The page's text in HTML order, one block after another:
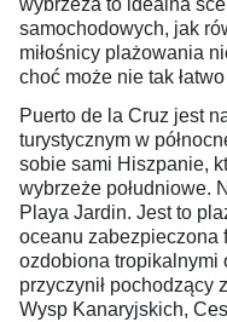
wybrzeża to idealna
samochodowych, jak
miłośnicy plażowania
choć może nie tak
Puerto de la Cruz jest
turystycznym w
sobie sami Hiszpanie,
wybrzeże południowe.
Playa Jardin. Jest to
oceanu zabezpieczona
ozdobiona tropikalnymi
przyczynił pochodzący
Wysp Kanaryjskich,